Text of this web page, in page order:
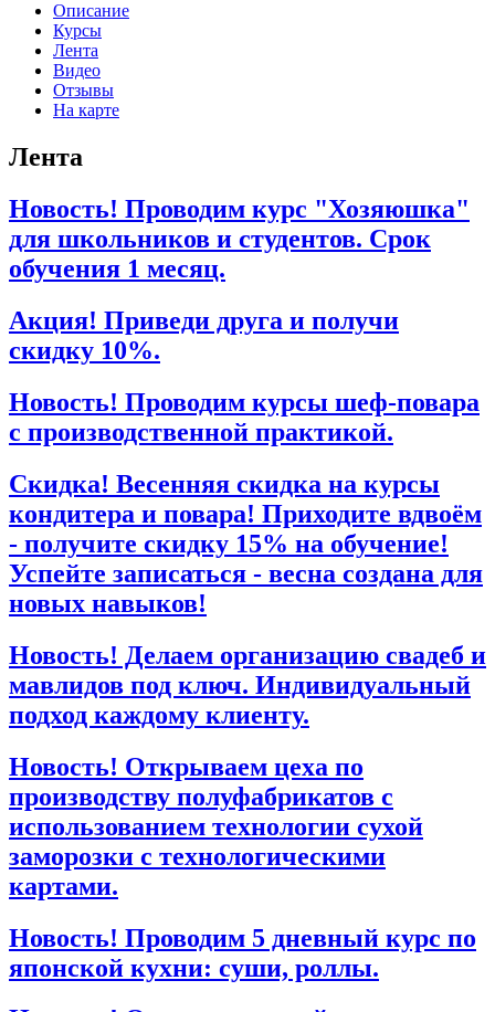
Описание
Курсы
Лента
Видео
Отзывы
На карте
Лента
Новость! Проводим курс "Хозяюшка"
для школьников и студентов. Срок
обучения 1 месяц.
Акция! Приведи друга и получи
скидку 10%.
Новость! Проводим курсы шеф-повара
с производственной практикой.
Скидка! Весенняя скидка на курсы
кондитера и повара! Приходите вдвоём
- получите скидку 15% на обучение!
Успейте записаться - весна создана для
новых навыков!
Новость! Делаем организацию свадеб и
мавлидов под ключ. Индивидуальный
подход каждому клиенту.
Новость! Открываем цеха по
производству полуфабрикатов с
использованием технологии сухой
заморозки с технологическими
картами.
Новость! Проводим 5 дневный курс по
японской кухни: суши, роллы.